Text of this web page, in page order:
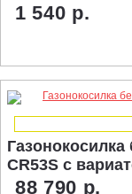
1 540 р.
CR53S с
88 790 р.